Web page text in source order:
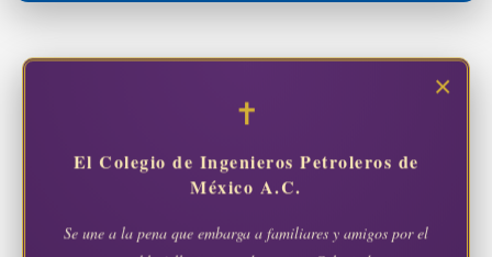
×
El Colegio de Ingenieros Petroleros de
México A.C.
Se une a la pena que embarga a familiares y amigos por el